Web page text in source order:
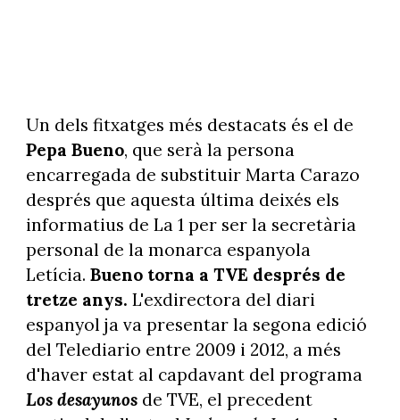
Un dels fitxatges més destacats és el de
Pepa Bueno, que serà la persona
encarregada de substituir Marta Carazo
després que aquesta última deixés els
informatius de La 1 per ser la secretària
personal de la monarca espanyola
Letícia. Bueno torna a TVE després de
tretze anys. L'exdirectora del diari
espanyol ja va presentar la segona edició
del Telediario entre 2009 i 2012, a més
d'haver estat al capdavant del programa
Los desayunosde TVE, el precedent